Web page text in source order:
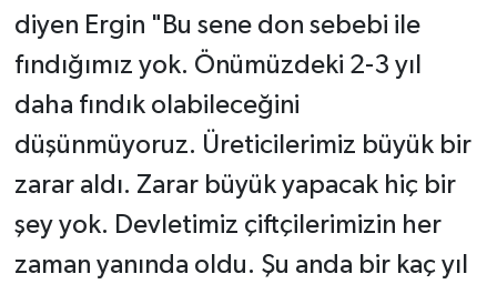
diyen Ergin "Bu sene don sebebi ile
fındığımız yok. Önümüzdeki 2-3 yıl
daha fındık olabileceğini
düşünmüyoruz. Üreticilerimiz büyük bir
zarar aldı. Zarar büyük yapacak hiç bir
şey yok. Devletimiz çiftçilerimizin her
zaman yanında oldu. Şu anda bir kaç yıl